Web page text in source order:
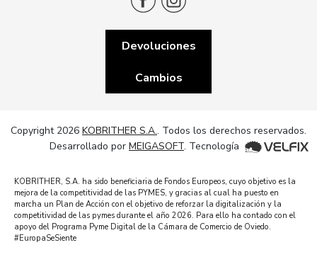
Devoluciones
Cambios
Copyright 2026 KOBRITHER S.A.. Todos los derechos reservados.
Desarrollado por MEIGASOFT. Tecnología
KOBRITHER, S.A. ha sido beneficiaria de Fondos Europeos, cuyo objetivo es la
mejora de la competitividad de las PYMES, y gracias al cual ha puesto en
marcha un Plan de Acción con el objetivo de reforzar la digitalización y la
competitividad de las pymes durante el año 2026. Para ello ha contado con el
apoyo del Programa Pyme Digital de la Cámara de Comercio de Oviedo.
#EuropaSeSiente